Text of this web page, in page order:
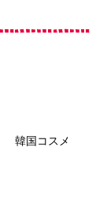
韓国コスメ